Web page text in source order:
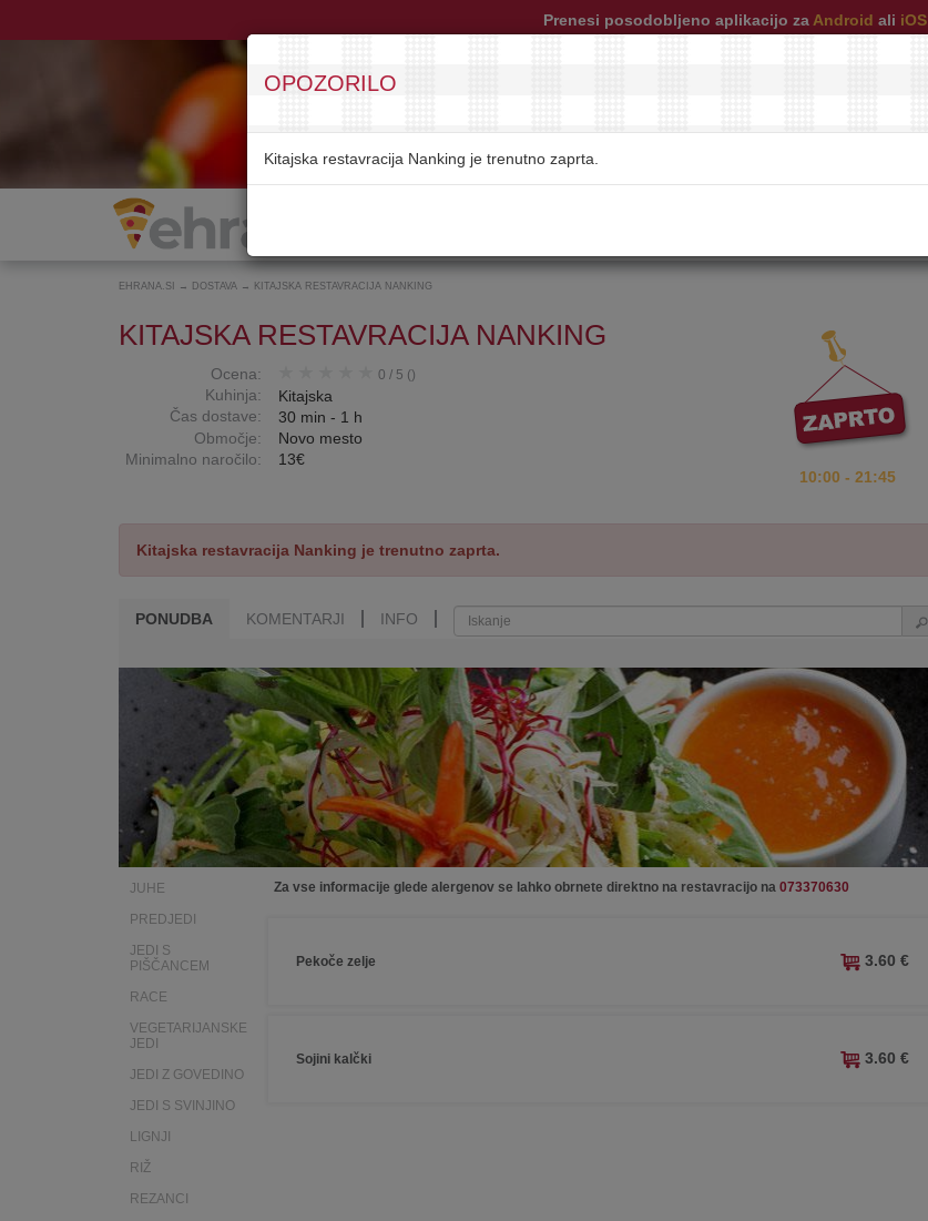
Prenesi posodobljeno aplikacijo za Android ali iOS
EHRANA.SI → DOSTAVA → KITAJSKA RESTAVRACIJA NANKING
10:00 - 21:45
KITAJSKA RESTAVRACIJA NANKING
Ocena:
Kuhinja:
Čas dostave:
0 / 5 ()
Kitajska
30 min - 1 h
Območje:
Novo mesto
Minimalno naročilo:
13€
Kitajska restavracija Nanking je trenutno zaprta.
PONUDBA KOMENTARJI INFO
JUHE
PREDJEDI
JEDI S
PIŠČANCEM
RACE
VEGETARIJANSKE
JEDI
JEDI Z GOVEDINO
JEDI S SVINJINO
LIGNJI
RIŽ
REZANCI
Za vse informacije glede alergenov se lahko obrnete direktno na restavracijo na 073370630
Pekoče zelje 3.60 €
Sojini kalčki 3.60 €
OPOZORILO
Kitajska restavracija Nanking je trenutno zaprta.